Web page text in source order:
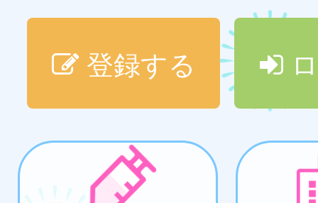
登録する